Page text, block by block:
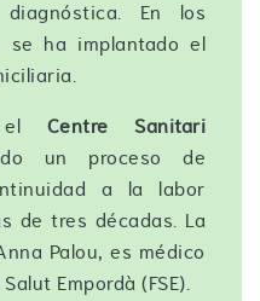
En los
se ha implantado el
el Centre Sanitari
un proceso de
a la labor
de tres décadas. La
Palou, es médico
Empordà (FSE).